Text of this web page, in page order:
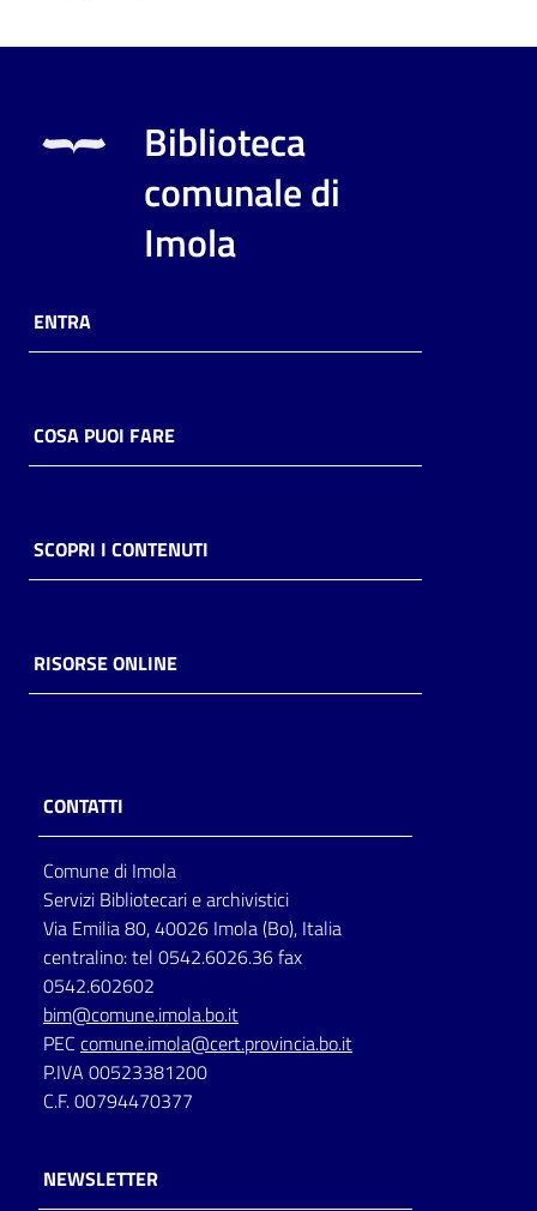
Biblioteca
comunale di
Imola
ENTRA
COSA PUOI FARE
SCOPRI I CONTENUTI
RISORSE ONLINE
CONTATTI
Comune di Imola
Servizi Bibliotecari e archivistici
Via Emilia 80, 40026 Imola (Bo), Italia
centralino: tel 0542.6026.36 fax
0542.602602
bim@comune.imola.bo.it
PEC comune.imola@cert.provincia.bo.it
P.IVA 00523381200
C.F. 00794470377
NEWSLETTER